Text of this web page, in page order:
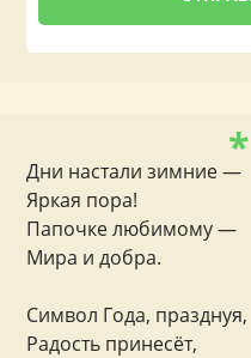
Дни настали зимние —
Яркая пора!
Папочке любимому —
Мира и добра.
Символ Года, празднуя,
Радость принесёт,